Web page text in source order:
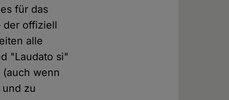
für das
der offiziell
alle
"Laudato si"
wenn
zu